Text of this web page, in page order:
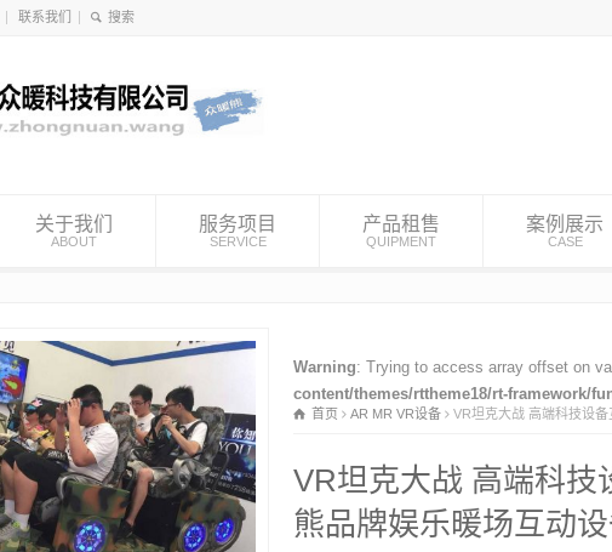
联系我们
关于我们
ABOUT
服务项目
SERVICE
产品租售
QUIPMENT
案例展示
CASE
Warning: Trying to access array offset on
content/themes/rttheme18/rt-framework/
首页 AR MR VR设备 VR坦克大战 高端科技设
VR坦克大战 高端科技
熊品牌娱乐暖场互动